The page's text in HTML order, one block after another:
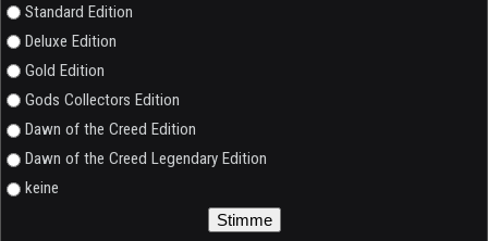
Auswahlmöglichkeiten
Standard Edition
Deluxe Edition
Gold Edition
Gods Collectors Edition
Dawn of the Creed Edition
Dawn of the Creed Legendary Edition
keine